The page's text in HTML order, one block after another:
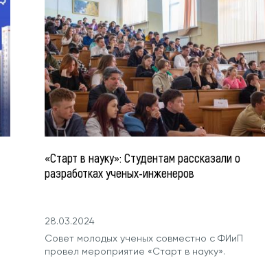
«Старт в науку»: Студентам рассказали о
разработках ученых-инженеров
28.03.2024
Совет молодых ученых совместно с ФИиП
провел мероприятие «Старт в науку».